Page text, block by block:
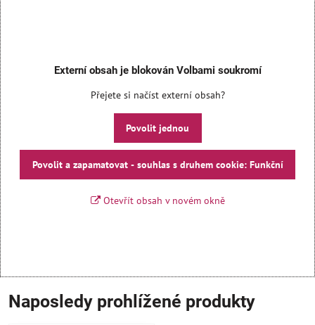
Externí obsah je blokován Volbami soukromí
Přejete si načíst externí obsah?
Povolit jednou
Povolit a zapamatovat - souhlas s druhem cookie: Funkční
Otevřít obsah v novém okně
Naposledy prohlížené produkty